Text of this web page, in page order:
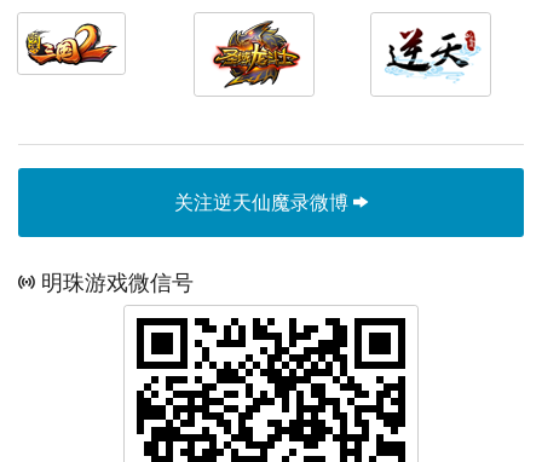
关注逆天仙魔录微博
明珠游戏微信号